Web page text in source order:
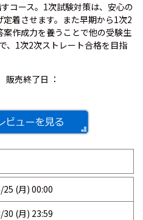
コース。1次試験対策は、安心の
着させます。また早期から1次2
作成力を養うことで他の受験生
、1次2次ストレート合格を目指
販売終了日 ：
(月) 00:00
(月) 23:59